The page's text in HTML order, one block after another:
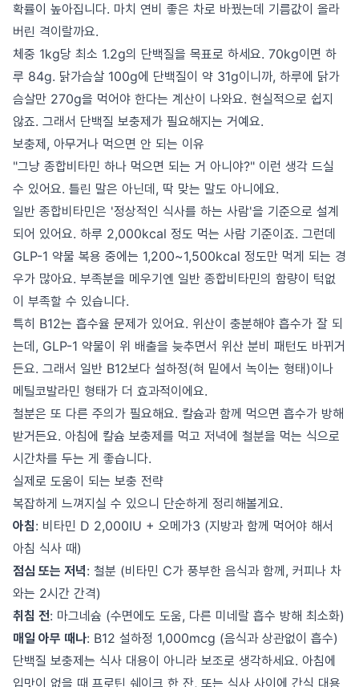
확률이 높아집니다. 마치 연비 좋은 차로 바꿨는데 기름값이 올라
버린 격이랄까요.
체중 1kg당 최소 1.2g의 단백질을 목표로 하세요. 70kg이면 하
루 84g. 닭가슴살 100g에 단백질이 약 31g이니까, 하루에 닭가
슴살만 270g을 먹어야 한다는 계산이 나와요. 현실적으로 쉽지
않죠. 그래서 단백질 보충제가 필요해지는 거예요.
보충제, 아무거나 먹으면 안 되는 이유
"그냥 종합비타민 하나 먹으면 되는 거 아니야?" 이런 생각 드실
수 있어요. 틀린 말은 아닌데, 딱 맞는 말도 아니에요.
일반 종합비타민은 '정상적인 식사를 하는 사람'을 기준으로 설계
되어 있어요. 하루 2,000kcal 정도 먹는 사람 기준이죠. 그런데
GLP-1 약물 복용 중에는 1,200~1,500kcal 정도만 먹게 되는 경
우가 많아요. 부족분을 메우기엔 일반 종합비타민의 함량이 턱없
이 부족할 수 있습니다.
특히 B12는 흡수율 문제가 있어요. 위산이 충분해야 흡수가 잘 되
는데, GLP-1 약물이 위 배출을 늦추면서 위산 분비 패턴도 바뀌거
든요. 그래서 일반 B12보다 설하정(혀 밑에서 녹이는 형태)이나
메틸코발라민 형태가 더 효과적이에요.
철분은 또 다른 주의가 필요해요. 칼슘과 함께 먹으면 흡수가 방해
받거든요. 아침에 칼슘 보충제를 먹고 저녁에 철분을 먹는 식으로
시간차를 두는 게 좋습니다.
실제로 도움이 되는 보충 전략
복잡하게 느껴지실 수 있으니 단순하게 정리해볼게요.
아침: 비타민 D 2,000IU + 오메가3 (지방과 함께 먹어야 해서
아침 식사 때)
점심 또는 저녁: 철분 (비타민 C가 풍부한 음식과 함께, 커피나 차
와는 2시간 간격)
취침 전: 마그네슘 (수면에도 도움, 다른 미네랄 흡수 방해 최소화)
매일 아무 때나: B12 설하정 1,000mcg (음식과 상관없이 흡수)
단백질 보충제는 식사 대용이 아니라 보조로 생각하세요. 아침에
입맛이 없을 때 프로틴 쉐이크 한 잔, 또는 식사 사이에 간식 대용